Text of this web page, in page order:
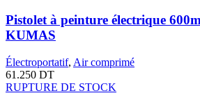
Pistolet à peinture électrique
KUMAS
Électroportatif, Air comprimé
61.250 DT
RUPTURE DE STOCK